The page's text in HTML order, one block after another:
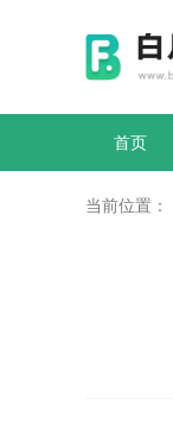
首页
当前位置：